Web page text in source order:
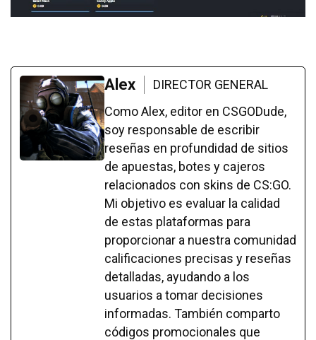
Alex
DIRECTOR GENERAL
Como Alex, editor en CSGODude,
soy responsable de escribir
reseñas en profundidad de sitios
de apuestas, botes y cajeros
relacionados con skins de CS:GO.
Mi objetivo es evaluar la calidad
de estas plataformas para
proporcionar a nuestra comunidad
calificaciones precisas y reseñas
detalladas, ayudando a los
usuarios a tomar decisiones
informadas. También comparto
códigos promocionales que